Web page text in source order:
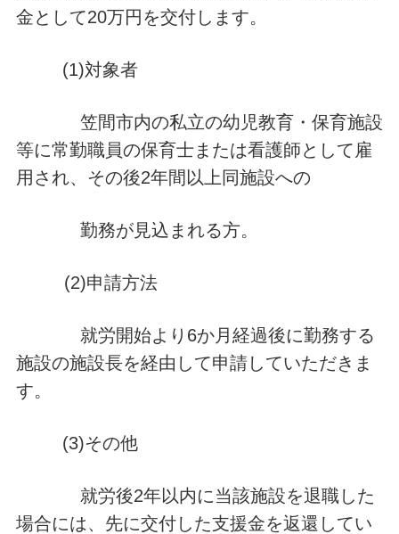
金として20万円を交付します。
(1)対象者
笠間市内の私立の幼児教育・保育施設
等に常勤職員の保育士または看護師として雇
用され、その後2年間以上同施設への
勤務が見込まれる方。
(2)申請方法
就労開始より6か月経過後に勤務する
施設の施設長を経由して申請していただきま
す。
(3)その他
就労後2年以内に当該施設を退職した
場合には、先に交付した支援金を返還してい